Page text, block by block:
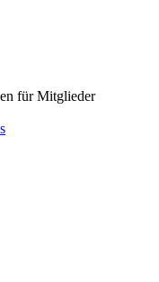
für Mitglieder